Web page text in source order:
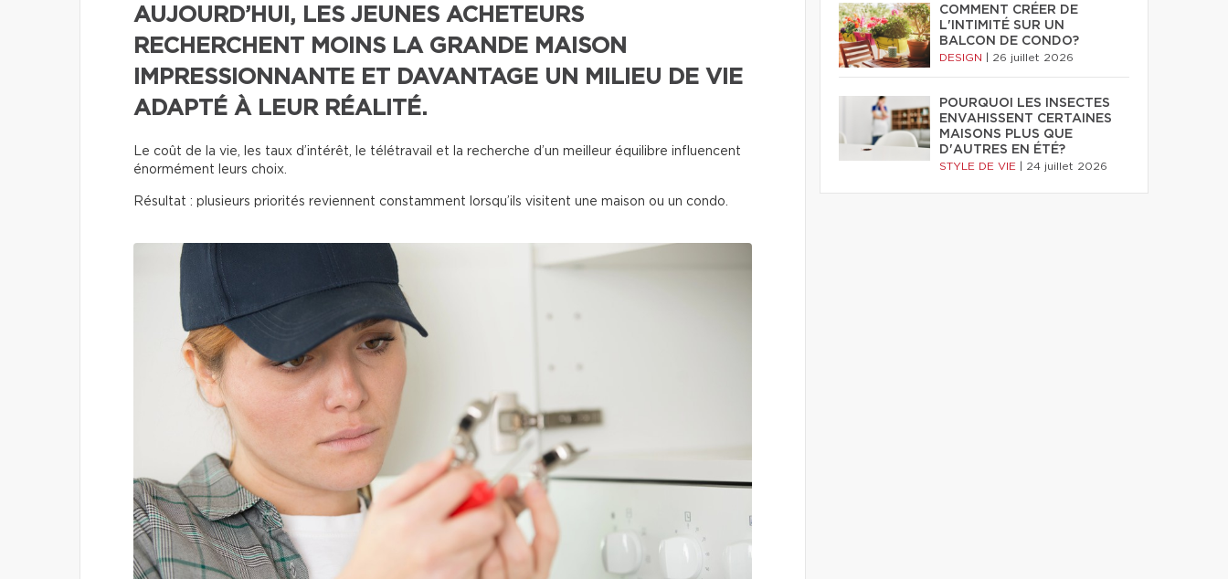
AUJOURD’HUI, LES JEUNES ACHETEURS
RECHERCHENT MOINS LA GRANDE MAISON
IMPRESSIONNANTE ET DAVANTAGE UN MILIEU DE VIE
ADAPTÉ À LEUR RÉALITÉ.
Le coût de la vie, les taux d’intérêt, le télétravail et la recherche d’un meilleur équilibre influencent
énormément leurs choix.
Résultat : plusieurs priorités reviennent constamment lorsqu’ils visitent une maison ou un condo.
COMMENT CRÉER DE
L'INTIMITÉ SUR UN
BALCON DE CONDO?
DESIGN 26 juillet 2026
POURQUOI LES INSECTES
ENVAHISSENT CERTAINES
MAISONS PLUS QUE
D'AUTRES EN ÉTÉ?
STYLE DE VIE 24 juillet 2026